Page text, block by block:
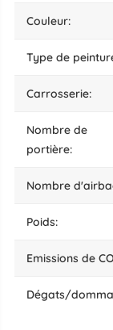
couleur:
type de
carrosserie:
nombre de
portière:
nombre
poids:
Emissions de
dégats/